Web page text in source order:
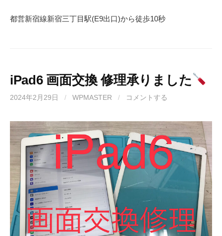
都営新宿線新宿三丁目駅(E9出口)から徒歩10秒
iPad6 画面交換 修理承りました
2024年2月29日 / WPMASTER / コメントする